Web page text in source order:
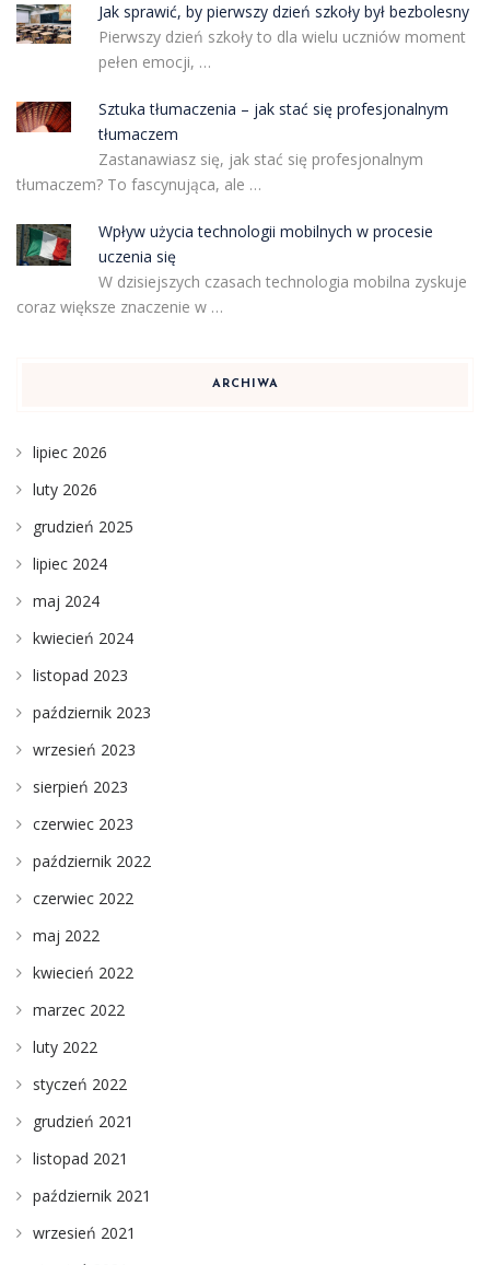
Jak sprawić, by pierwszy dzień szkoły był bezbolesny
Pierwszy dzień szkoły to dla wielu uczniów moment
pełen emocji, …
Sztuka tłumaczenia – jak stać się profesjonalnym
tłumaczem
Zastanawiasz się, jak stać się profesjonalnym
tłumaczem? To fascynująca, ale …
Wpływ użycia technologii mobilnych w procesie
uczenia się
W dzisiejszych czasach technologia mobilna zyskuje
coraz większe znaczenie w …
ARCHIWA
lipiec 2026
luty 2026
grudzień 2025
lipiec 2024
maj 2024
kwiecień 2024
listopad 2023
październik 2023
wrzesień 2023
sierpień 2023
czerwiec 2023
październik 2022
czerwiec 2022
maj 2022
kwiecień 2022
marzec 2022
luty 2022
styczeń 2022
grudzień 2021
listopad 2021
październik 2021
wrzesień 2021